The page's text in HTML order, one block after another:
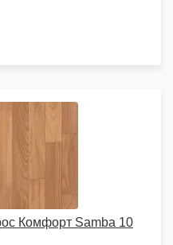
Комфорт Samba 10